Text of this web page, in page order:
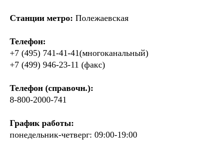
Станции метро: Полежаевская
Телефон:
+7 (495) 741-41-41(многоканальный)
+7 (499) 946-23-11 (факс)
Телефон (справочн.):
8-800-2000-741
График работы:
понедельник-четверг: 09:00-19:00